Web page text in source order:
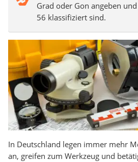
Grad oder Gon angeben
56 klassifiziert sind.
In Deutschland legen immer mehr
an, greifen zum Werkzeug und